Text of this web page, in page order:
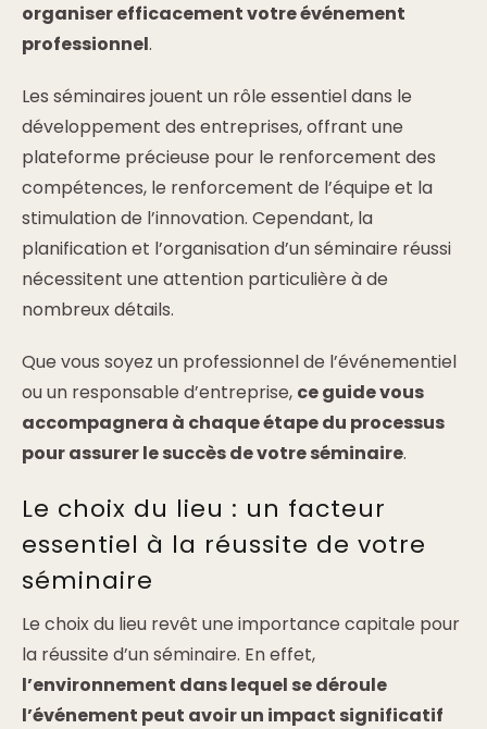
organiser efficacement votre événement
professionnel.
Les séminaires jouent un rôle essentiel dans le
développement des entreprises, offrant une
plateforme précieuse pour le renforcement des
compétences, le renforcement de l’équipe et la
stimulation de l’innovation. Cependant, la
planification et l’organisation d’un séminaire réussi
nécessitent une attention particulière à de
nombreux détails.
Que vous soyez un professionnel de l’événementiel
ou un responsable d’entreprise, ce guide vous
accompagnera à chaque étape du processus
pour assurer le succès de votre séminaire.
Le choix du lieu : un facteur
essentiel à la réussite de votre
séminaire
Le choix du lieu revêt une importance capitale pour
la réussite d’un séminaire. En effet,
l’environnement dans lequel se déroule
l’événement peut avoir un impact significatif